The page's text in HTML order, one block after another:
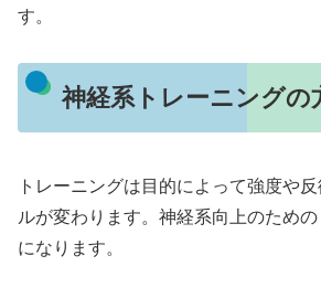
す。
神経系トレーニングの
トレーニングは目的によって強度や
ルが変わります。神経系向上のため
になります。